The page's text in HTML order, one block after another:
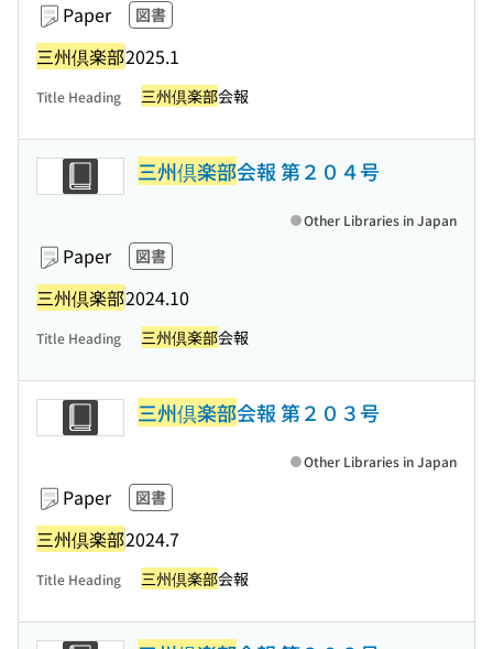
Paper 図書
三州倶楽部2025.1
Title Heading 三州倶楽部会報
三州倶楽部会報 第２０４号
Paper 図書
三州倶楽部2024.10
Other Libraries in Japan
Title Heading 三州倶楽部会報
三州倶楽部会報 第２０３号
Paper 図書
三州倶楽部2024.7
Other Libraries in Japan
Title Heading 三州倶楽部会報